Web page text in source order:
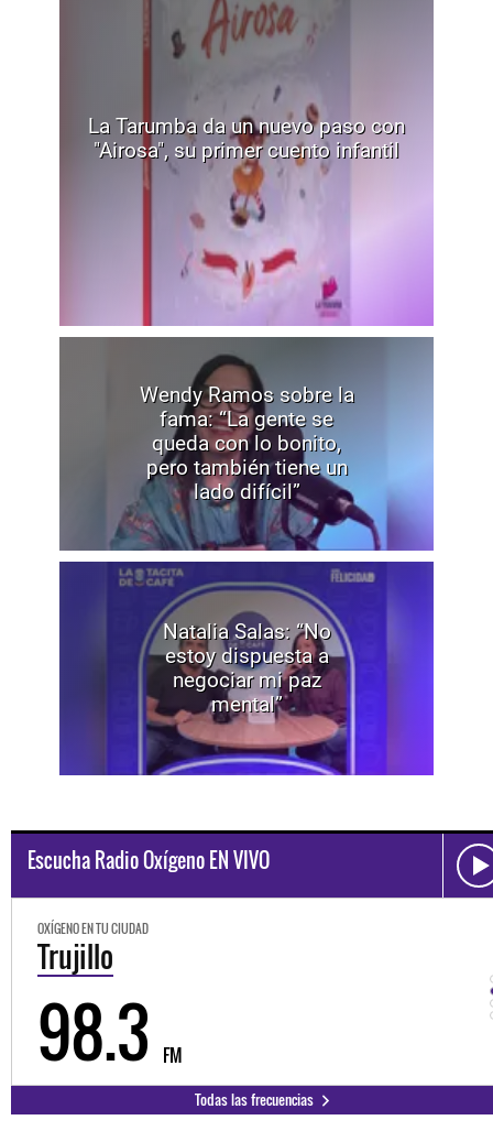
La Tarumba da un nuevo paso con
"Airosa", su primer cuento infantil
Wendy Ramos sobre la
fama: “La gente se
queda con lo bonito,
pero también tiene un
lado difícil”
Natalia Salas: “No
estoy dispuesta a
negociar mi paz
mental”
Escucha Radio Oxígeno EN VIVO
OXÍGENO EN TU CIUDAD
Trujillo
98.3 FM
Todas las frecuencias